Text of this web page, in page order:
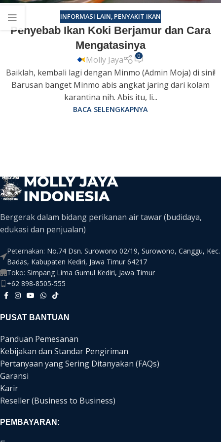
INFORMASI LAIN, PENYAKIT IKAN
Penyebab Ikan Koki Berjamur dan Cara
Mengatasinya
Molly Jaya 0
Baiklah, kembali lagi dengan Minmo (Admin Moja) di sini!
Barusan banget Minmo abis angkat jaring dari kolam
karantina nih. Abis itu, li...
BACA SELENGKAPNYA
Bergerak dalam bidang perikanan air tawar (budidaya,
edukasi dan penjualan)
Peternakan: No.74 Dsn. Surowono 02/19, Surowono, Canggu, Kec.
Badas, Kabupaten Kediri, Jawa Timur 64217
Toko: Simpang Lima Gumul Kediri, Jawa Timur
+62 898-8505-555
PUSAT BANTUAN
Panduan Pemesanan
Kebijakan dan Standar Pengiriman
Pertanyaan yang Sering Ditanyakan (FAQs)
Garansi
Karir
Reseller (Business to Business)
PEMBAYARAN: